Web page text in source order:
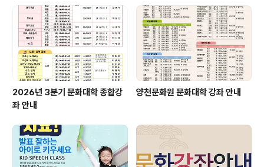
랜덤 추첨 과정을 녹화하여 영상으로 남기오니 확인을 부
탁드립니다. 경품은 8월 4일부터 당첨자 분들께 전달될 예
정입니다. 택배로 전달드려야 하는 경품은 다음주까지 받
아보실 수 있도록 하겠습니다. 이벤트..
2026년 3분기 문화대학 종합강
좌 안내
양천문화원 문화대학 강좌 안내